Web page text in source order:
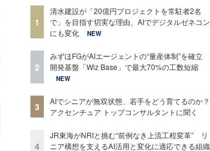
1
清水建設が「20億円プロジェクトを常駐者2名
で」を目指す切実な理由、AIでデジタルゼネコン
にも変化
NEW
2
みずほFGがAIエージェントの“量産体制”を確立
開発基盤「Wiz Base」で最大70%の工数短縮
NEW
3
AIでシニアが無双状態、若手をどう育てるのか？
アクセンチュア トップコンサルタントに聞く
4
JR東海がNRIと挑む“前例なき上流工程変革” リ
ニア構想を支えるAI活用と変化に適応できる組織